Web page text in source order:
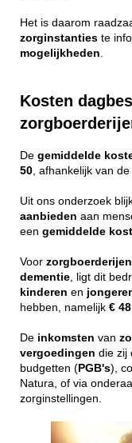
Het is daarom
zorginstanties te
mogelijkheden.
Kosten
De gemiddelde
50 , afhankelijk van
Uit ons onderzoek
aanbieden aan
een gemiddelde
Voor zorgboerderijen
dementie , ligt dit
kinderen en
hebben, namelijk €
De inkomsten van
vergoedingen die zij
budgetten ( PGB's),
Natura, of via
zorginstellingen.